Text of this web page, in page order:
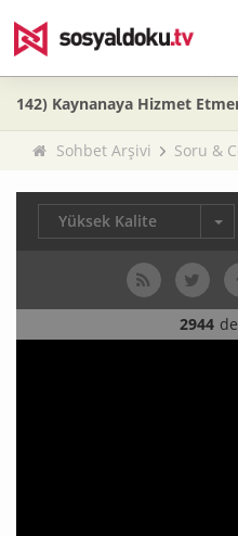
142) Kaynanaya Hizmet
Sohbet Arşivi Soru &
Yüksek Kalite
2944